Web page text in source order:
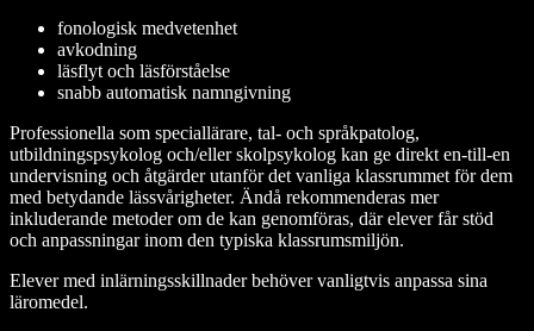
fonologisk medvetenhet
avkodning
läsflyt och läsförståelse
snabb automatisk namngivning
Professionella som speciallärare, tal- och språkpatolog,
utbildningspsykolog och/eller skolpsykolog kan ge direkt en-till-en
undervisning och åtgärder utanför det vanliga klassrummet för dem
med betydande lässvårigheter. Ändå rekommenderas mer
inkluderande metoder om de kan genomföras, där elever får stöd
och anpassningar inom den typiska klassrumsmiljön.
Elever med inlärningsskillnader behöver vanligtvis anpassa sina
läromedel.